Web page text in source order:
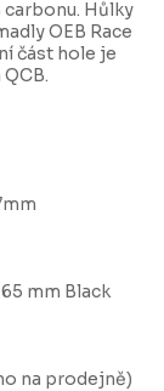
carbonu. Hůlky
OEB Race
část hole je
mm Black
na prodejně)